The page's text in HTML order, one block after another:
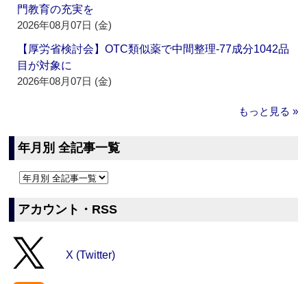
門教育の充実を
2026年08月07日 (金)
【厚労省検討会】OTC類似薬で中間整理‐77成分1042品
目が対象に
2026年08月07日 (金)
もっと見る »
年月別 全記事一覧
アカウント・RSS
X (Twitter)